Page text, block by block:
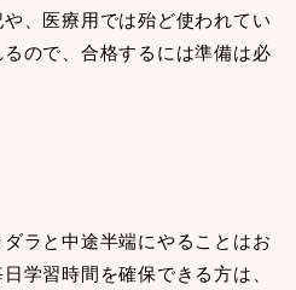
、医療用では殆ど使われてい
ので、合格するには準備は必
ラと中途半端にやることはお
学習時間を確保できる方は、